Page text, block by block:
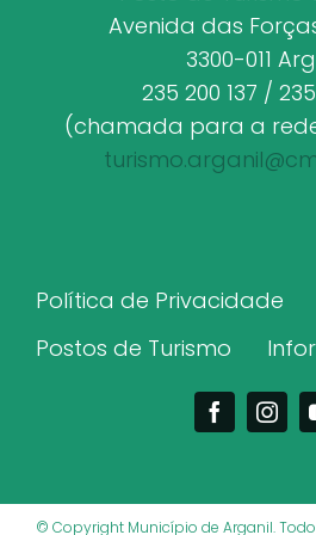
Avenida das
3300-011
235 200 137 /
(chamada para a
Política de Privacidade
Postos de Turismo
© Copyright Município de Arganil.